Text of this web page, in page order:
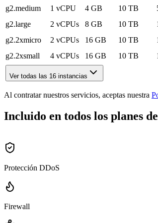
g2.medium
1 vCPU 4 GB 10 TB
g2.large
2 vCPUs 8 GB 10 TB
g2.2xmicro
2 vCPUs 16 GB 10 TB
g2.2xsmall
4 vCPUs 16 GB 10 TB
Ver todas las 16 instancias
Al contratar nuestros servicios, aceptas nuestra
Incluido en todos los planes
Protección DDoS
Firewall